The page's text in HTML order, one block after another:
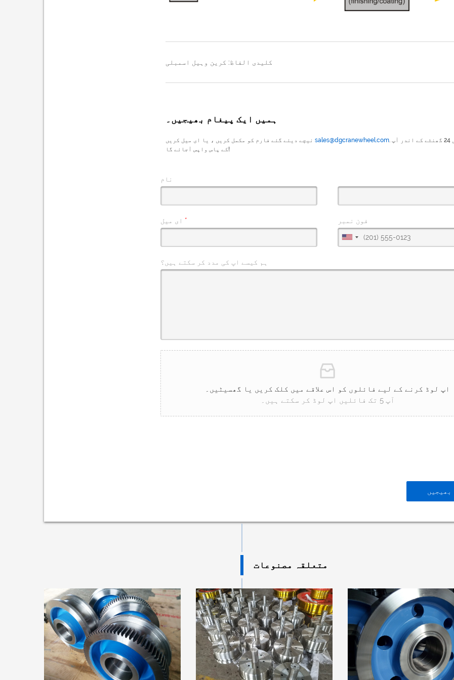
کلیدی الفاظ: کرین وہیل اسمبلی
ہمیں ایک پیغام بھیجیں۔
sales@dgcranewheel.com
کے پاس واپس آجائے گا!
نام
* فون نمبر
ہم کیسے اپ کی مدد کر سکتے ہیں؟
اپ لوڈ کرنے کے لیے فائلوں کو اس علاقے میں کلک کریں یا گھسیٹیں۔
آپ 5 تک فائلیں اپ لوڈ کر سکتے ہیں۔
بھیجیں
متعلقہ مصنوعات